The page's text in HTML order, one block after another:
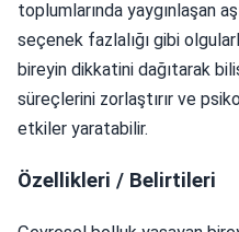
toplumlarında yaygınlaşan
seçenek fazlalığı gibi
bireyin dikkatini dağıtarak
süreçlerini zorlaştırır ve
etkiler yaratabilir.
Özellikleri / Belirtileri